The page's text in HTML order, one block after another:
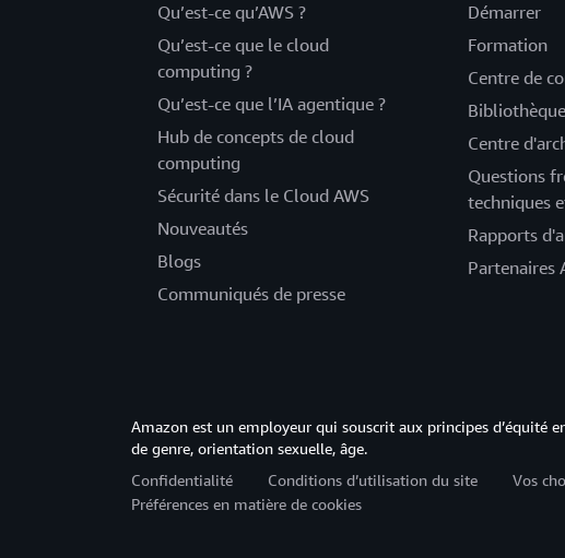
Qu’est-ce qu’AWS ?
Qu’est-ce que le cloud
computing ?
Qu’est-ce que l’IA agentique ?
Hub de concepts de cloud
computing
Sécurité dans le Cloud AWS
Nouveautés
Blogs
Communiqués de presse
Démarrer
Formation
Centre de
Centre
Questions
techniques
Rapports
Partenaires
Amazon est un employeur qui souscrit aux principes d’équité
de genre, orientation sexuelle, âge.
Confidentialité
Conditions d’utilisation du site
Vos
Préférences en matière de cookies